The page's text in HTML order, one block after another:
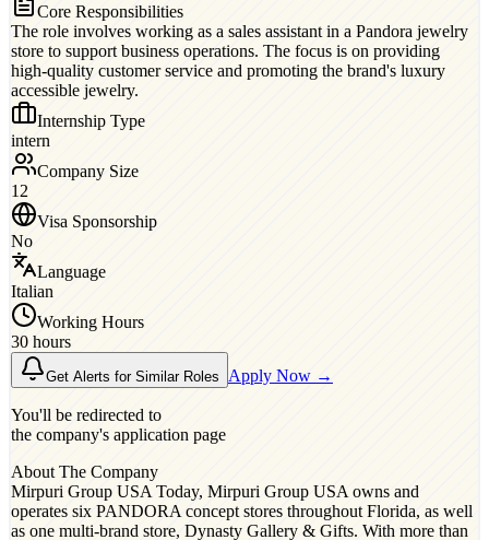
Core Responsibilities
The role involves working as a sales assistant in a Pandora jewelry
store to support business operations. The focus is on providing
high-quality customer service and promoting the brand's luxury
accessible jewelry.
Internship Type
intern
Company Size
12
Visa Sponsorship
No
Language
Italian
Working Hours
30 hours
Get Alerts for Similar Roles Apply Now →
You'll be redirected to
the company's application page
About The Company
Mirpuri Group USA Today, Mirpuri Group USA owns and
operates six PANDORA concept stores throughout Florida, as well
as one multi-brand store, Dynasty Gallery & Gifts. With more than